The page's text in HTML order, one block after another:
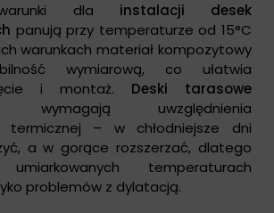
dla instalacji desek
panują przy temperaturze od 15°C
warunkach materiał kompozytowy
wymiarową, co ułatwia
i montaż. Deski tarasowe
wymagają uwzględnienia
termicznej – w chłodniejsze dni
a w gorące rozszerzać, dlatego
temperaturach
problemów z dylatacją.